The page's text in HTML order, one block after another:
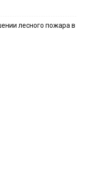
лесного пожара в